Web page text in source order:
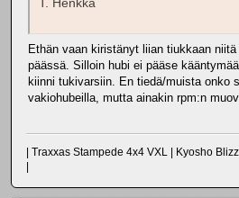
T. Henkka
Ethän vaan kiristänyt liian tiukkaan
päässä. Silloin hubi ei pääse
kiinni tukivarsiin. En tiedä/muista onko
vakiohubeilla, mutta ainakin rpm:n
| Traxxas Stampede 4x4 VXL | Kyosho
|